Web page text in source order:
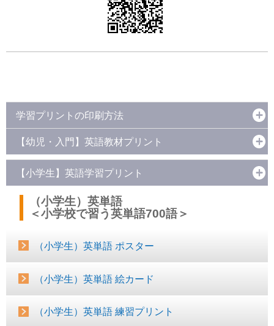
学習プリントの印刷方法
【幼児・入門】英語教材プリント
【小学生】英語学習プリント
（小学生）英単語
＜小学校で習う英単語700語＞
（小学生）英単語 ポスター
（小学生）英単語 絵カード
（小学生）英単語 練習プリント